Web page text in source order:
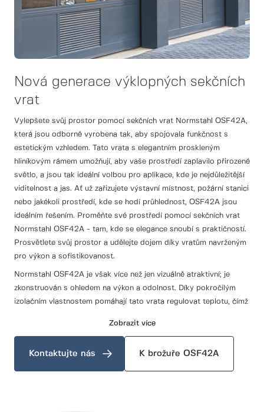
Nová generace výklopných sekčních
vrat
Vylepšete svůj prostor pomocí sekčních vrat Normstahl OSF42A,
která jsou odborně vyrobena tak, aby spojovala funkčnost s
estetickým vzhledem. Tato vrata s elegantním proskleným
hliníkovým rámem umožňují, aby vaše prostředí zaplavilo přirozené
světlo, a jsou tak ideální volbou pro aplikace, kde je nejdůležitější
viditelnost a jas. Ať už zařizujete výstavní místnost, požární stanici
nebo jakékoli prostředí, kde se hodí průhlednost, OSF42A jsou
ideálním řešením. Proměňte své prostředí pomocí sekčních vrat
Normstahl OSF42A - tam, kde se elegance snoubí s praktičností.
Prosvětlete svůj prostor a udělejte dojem díky vratům navrženým
pro výkon a sofistikovanost.
Normstahl OSF42A je však více než jen vizuálně atraktivní; je
zkonstruován s ohledem na výkon a odolnost. Díky pokročilým
izolačním vlastnostem pomáhají tato vrata regulovat teplotu, čímž
volbu pro všechny podniky, které hledají dlouhou životnost svých
instalací.
Zobrazit více
Kontaktujte nás K brožuře OSF42A